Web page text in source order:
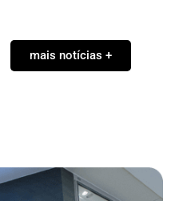
mais notícias +